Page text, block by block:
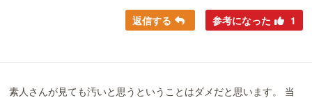
返信する 参考になった 1
素人さんが見ても汚いと思うということはダメだと思います。 当